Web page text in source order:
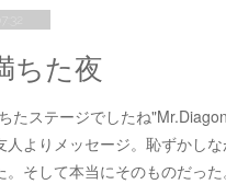
ちた夜
たステージでしたね
人よりメッセージ。恥ずかし
。そして本当にそのものだっ